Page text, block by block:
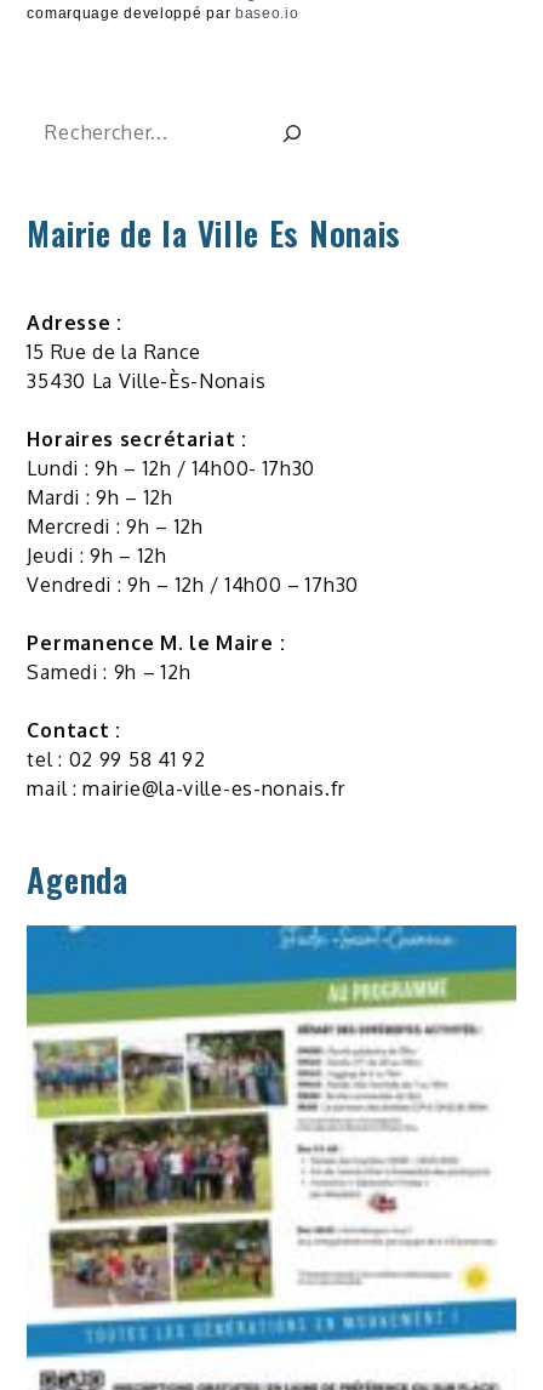
comarquage developpé par baseo.io
Rechercher
Mairie de la Ville Es Nonais
Adresse :
15 Rue de la Rance
35430 La Ville-Ès-Nonais
Horaires secrétariat :
Lundi : 9h – 12h / 14h00- 17h30
Mardi : 9h – 12h
Mercredi : 9h – 12h
Jeudi : 9h – 12h
Vendredi : 9h – 12h / 14h00 – 17h30
Permanence M. le Maire :
Samedi : 9h – 12h
Contact :
tel : 02 99 58 41 92
mail :mairie@la-ville-es-nonais.fr
Agenda